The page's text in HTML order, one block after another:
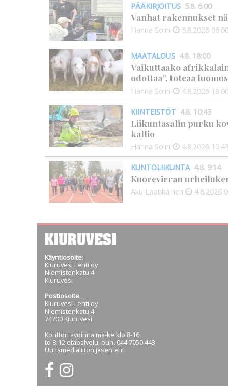
PÄÄKIRJOITUS 5.8. 6:00
Vanhat rakennukset
Hanna Soini 5.8.2026
MAATALOUS 4.8. 18:00
Vaikuttaako
odottaa”, toteaa
Hanna Soini 4.8.2026
KIINTEISTÖT 4.8. 10:43
Liikuntasalin purku
kallio
Hanna Soini 4.8.2026
KUNTOLIIKUNTA 4.8. 9:14
Kuorevirran
Aku Laatikainen 4.8.2026
Käyntiosoite:
Kiuruvesi Lehti oy
Niemistenkatu 4
Kiuruvesi
Postiosoite:
Kiuruvesi Lehti oy
Niemistenkatu 4
74700 Kiuruvesi
Konttori avoinna ma-ke klo 8-16
to 8-12 etäpalvelu, puh. 044 7050 443
Uutismedialiiton jäsenlehti